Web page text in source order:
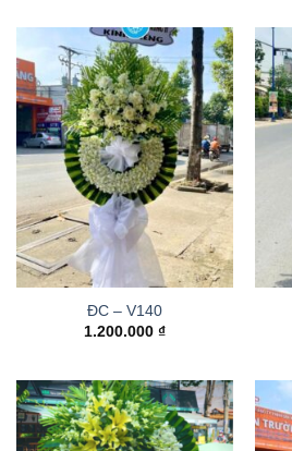
ĐC – V140
1.200.000 ₫